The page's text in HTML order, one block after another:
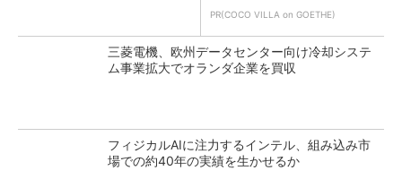
PR(COCO VILLA on GOETHE)
三菱電機、欧州データセンター向け冷却システ
ム事業拡大でオランダ企業を買収
フィジカルAIに注力するインテル、組み込み市
場での約40年の実績を生かせるか